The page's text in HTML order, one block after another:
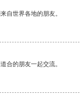
自世界各地的朋友。
合的朋友一起交流。